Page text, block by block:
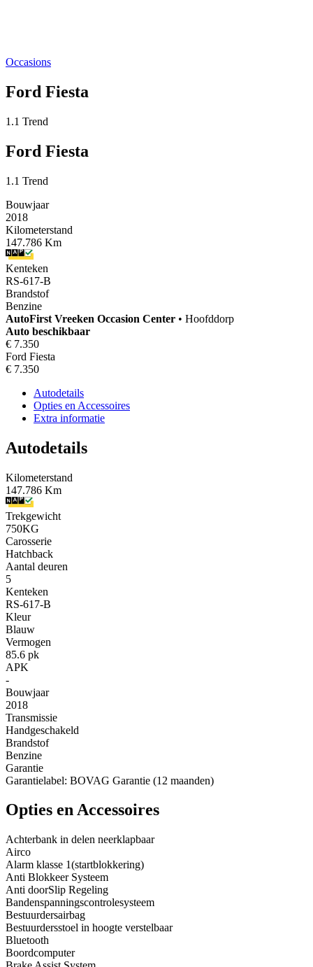
Occasions
Ford Fiesta
1.1 Trend
Ford Fiesta
1.1 Trend
Bouwjaar
2018
Kilometerstand
147.786 Km
Kenteken
RS-617-B
Brandstof
Benzine
AutoFirst Vreeken Occasion Center • Hoofddorp
Auto beschikbaar
€ 7.350
Ford Fiesta
€ 7.350
Autodetails
Opties en Accessoires
Extra informatie
Autodetails
Kilometerstand
147.786 Km
Trekgewicht
750KG
Carosserie
Hatchback
Aantal deuren
5
Kenteken
RS-617-B
Kleur
Blauw
Vermogen
85.6 pk
APK
-
Bouwjaar
2018
Transmissie
Handgeschakeld
Brandstof
Benzine
Garantie
Garantielabel: BOVAG Garantie (12 maanden)
Opties en Accessoires
Achterbank in delen neerklapbaar
Airco
Alarm klasse 1(startblokkering)
Anti Blokkeer Systeem
Anti doorSlip Regeling
Bandenspanningscontrolesysteem
Bestuurdersairbag
Bestuurdersstoel in hoogte verstelbaar
Bluetooth
Boordcomputer